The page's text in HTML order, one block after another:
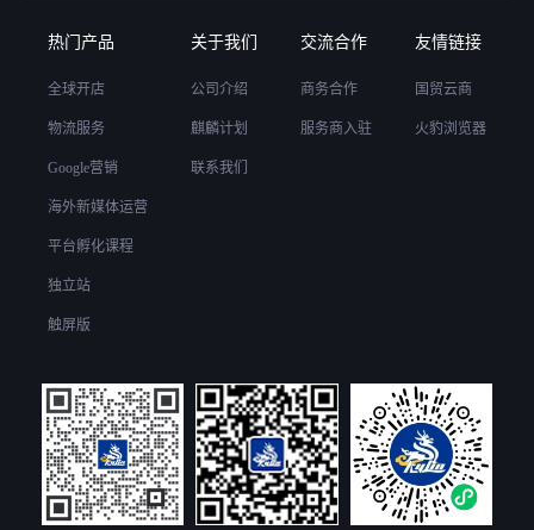
热门产品
全球开店
物流服务
Google营销
海外新媒体运营
平台孵化课程
独立站
触屏版
关于我们
公司介绍
麒麟计划
联系我们
交流合作
商务合作
服务商入驻
友情链接
国贸云商
火豹浏览器